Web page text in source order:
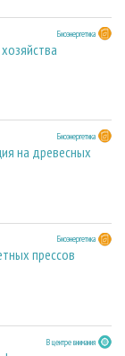
Биоэнергетика
Биоэнергетика
на древесных
Биоэнергетика
прессов
В центре внимания